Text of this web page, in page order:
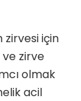
zirvesi için
zirve
olmak
acil